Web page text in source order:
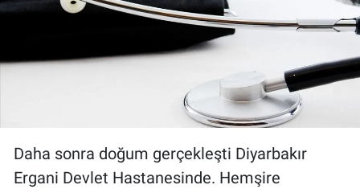
Daha sonra doğum gerçekleşti Diyarbakır
Ergani Devlet Hastanesinde. Hemşire